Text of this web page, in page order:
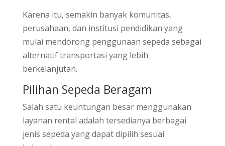
Karena itu, semakin banyak komunitas,
perusahaan, dan institusi pendidikan yang
mulai mendorong penggunaan sepeda sebagai
alternatif transportasi yang lebih
berkelanjutan.
Pilihan Sepeda Beragam
Salah satu keuntungan besar menggunakan
layanan rental adalah tersedianya berbagai
jenis sepeda yang dapat dipilih sesuai